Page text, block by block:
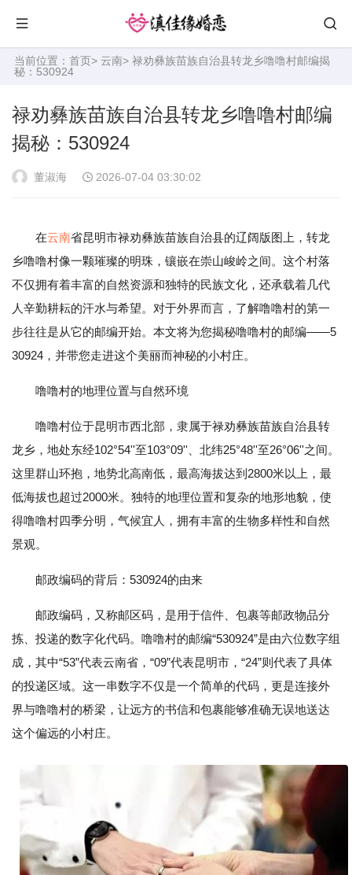
当前位置： 首页> 云南> 禄劝彝族苗族自治县转龙乡噜噜村邮编揭
秘：530924
禄劝彝族苗族自治县转龙乡噜噜村邮编
揭秘：530924
董淑海 2026-07-04 03:30:02
在云南省昆明市禄劝彝族苗族自治县的辽阔版图上，转龙
乡噜噜村像一颗璀璨的明珠，镶嵌在崇山峻岭之间。这个村落
不仅拥有着丰富的自然资源和独特的民族文化，还承载着几代
人辛勤耕耘的汗水与希望。对于外界而言，了解噜噜村的第一
步往往是从它的邮编开始。本文将为您揭秘噜噜村的邮编——5
30924，并带您走进这个美丽而神秘的小村庄。
噜噜村的地理位置与自然环境
噜噜村位于昆明市西北部，隶属于禄劝彝族苗族自治县转
龙乡，地处东经102°54''至103°09''、北纬25°48''至26°06''之间。
这里群山环抱，地势北高南低，最高海拔达到2800米以上，最
低海拔也超过2000米。独特的地理位置和复杂的地形地貌，使
得噜噜村四季分明，气候宜人，拥有丰富的生物多样性和自然
景观。
邮政编码的背后：530924的由来
邮政编码，又称邮区码，是用于信件、包裹等邮政物品分
拣、投递的数字化代码。噜噜村的邮编“530924”是由六位数字组
成，其中“53”代表云南省，“09”代表昆明市，“24”则代表了具体
的投递区域。这一串数字不仅是一个简单的代码，更是连接外
界与噜噜村的桥梁，让远方的书信和包裹能够准确无误地送达
这个偏远的小村庄。